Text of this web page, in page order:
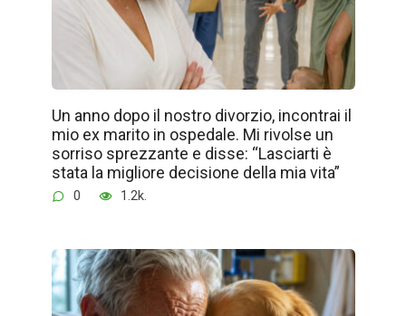
Un anno dopo il nostro divorzio, incontrai il
mio ex marito in ospedale. Mi rivolse un
sorriso sprezzante e disse: “Lasciarti è
stata la migliore decisione della mia vita”
0 1.2k.